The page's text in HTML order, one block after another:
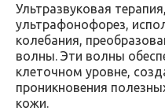
Ультразвуковая
ультрафонофорез,
колебания,
волны. Эти волны
клеточном уровне,
проникновения
кожи.